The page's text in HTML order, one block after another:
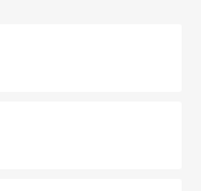
める外せないスポット